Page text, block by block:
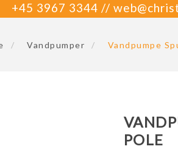
+45 3967 3344 //
/ Vandpumper / Vandpumpe
POLE